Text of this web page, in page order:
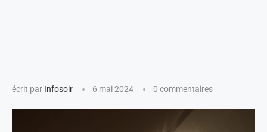
écrit par Infosoir 6 mai 2024 0 commentaires